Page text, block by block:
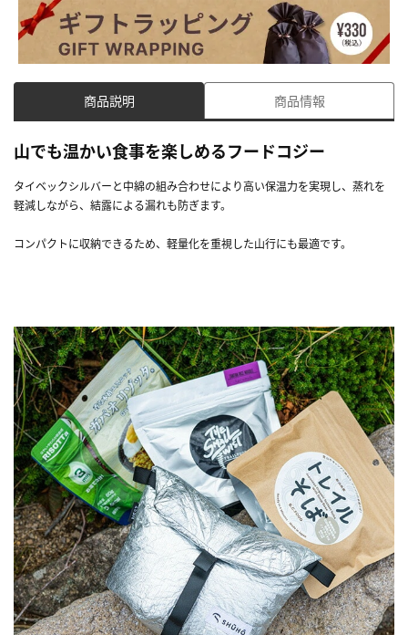
商品説明 商品情報
山でも温かい食事を楽しめるフードコジー
タイベックシルバーと中綿の組み合わせにより高い保温力を実現し、蒸れを
軽減しながら、結露による漏れも防ぎます。
コンパクトに収納できるため、軽量化を重視した山行にも最適です。